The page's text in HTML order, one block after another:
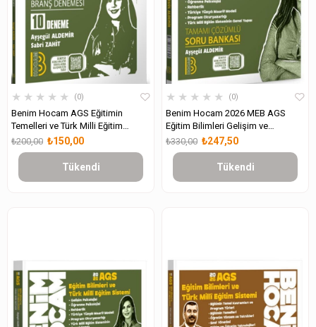
★ ★ ★ ★ ★ 0
Benim Hocam AGS Eğitimin
Temelleri ve Türk Milli Eğitim
Sistemi Tamamı Çözümlü 10
Branş Deneme
₺150,00
₺200,00
Tükendi
★ ★ ★ ★ ★ 0
Benim Hocam 2026 MEB AGS
Eğitim Bilimleri Gelişim ve
Öğrenme Psikolojisi Soru Bankası
₺247,50
₺330,00
Tükendi